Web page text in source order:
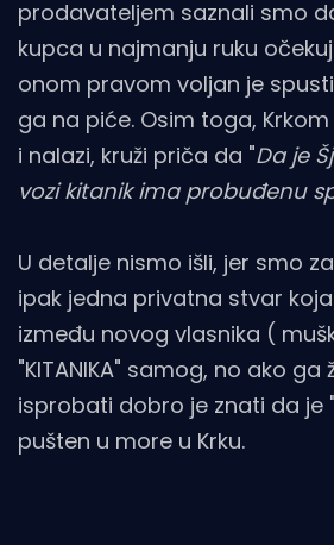
prodavateljem saznali smo
kupca u najmanju ruku
onom pravom voljan je
ga na piće. Osim toga, Krkom
i nalazi, kruži priča da "Da je
vozi kitanik ima probuđenu
U detalje nismo išli, jer smo
ipak jedna privatna stvar
između novog vlasnika (
"KITANIKA" samog, no ako
isprobati dobro je znati da je
pušten u more u Krku.